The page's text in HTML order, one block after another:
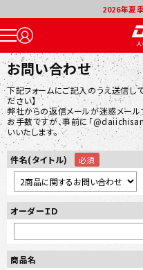
2026年夏
お問い合わせ
下記フォームにご記入のうえ送信し
ださい】
弊社からの返信メールが迷惑メール
お手数ですが、事前に「
いいたします。
件名(タイトル)
オーダーＩＤ
商品名